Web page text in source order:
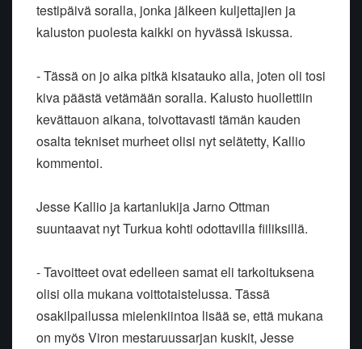
testipäivä soralla, jonka jälkeen kuljettajien ja
kaluston puolesta kaikki on hyvässä iskussa.
- Tässä on jo aika pitkä kisatauko alla, joten oli tosi
kiva päästä vetämään soralla. Kalusto huollettiin
kevättauon aikana, toivottavasti tämän kauden
osalta tekniset murheet olisi nyt selätetty, Kallio
kommentoi.
Jesse Kallio ja kartanlukija Jarno Ottman
suuntaavat nyt Turkua kohti odottavilla fiiliksillä.
- Tavoitteet ovat edelleen samat eli tarkoituksena
olisi olla mukana voittotaistelussa. Tässä
osakilpailussa mielenkiintoa lisää se, että mukana
on myös Viron mestaruussarjan kuskit, Jesse